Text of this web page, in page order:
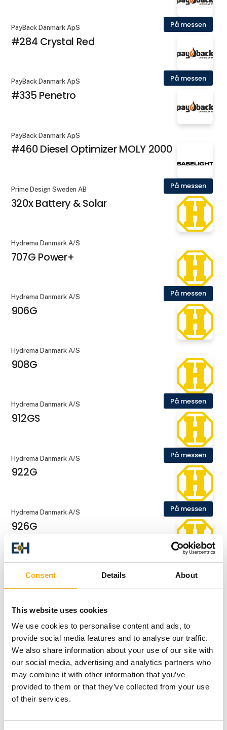
Consent Details About
This website uses cookies
We use cookies to personalise content and ads, to
provide social media features and to analyse our traffic.
We also share information about your use of our site with
our social media, advertising and analytics partners who
may combine it with other information that you’ve
provided to them or that they’ve collected from your use
of their services.
På messen
PayBack Danmark ApS
#284 Crystal Red
På messen
PayBack Danmark ApS
#335 Penetro
PayBack Danmark ApS
#460 Diesel Optimizer MOLY 2000
På messen
Prime Design Sweden AB
320x Battery & Solar
Hydrema Danmark A/S
707G Power+
På messen
Hydrema Danmark A/S
906G
Hydrema Danmark A/S
908G
På messen
Hydrema Danmark A/S
912GS
På messen
Hydrema Danmark A/S
922G
På messen
Hydrema Danmark A/S
926G
928G
Adler - Fejemaskiner
På messen
O. Sylvester A/S
AJCE Hydraulisk nedbrydningsudstyr
På messen